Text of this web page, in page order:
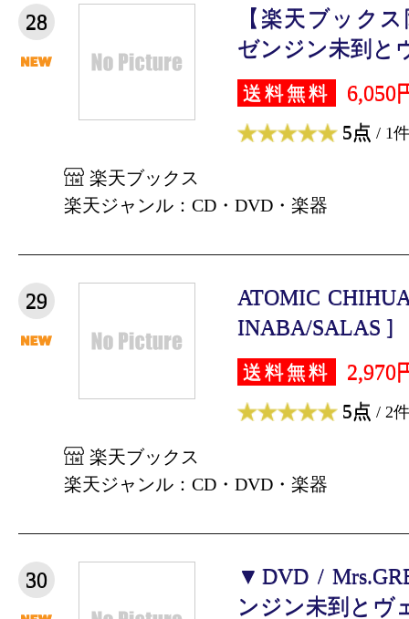
28
【楽天ブック
ゼンジン未到と
送料無料 6,050
5点 / 1件
楽天ブックス
楽天ジャンル：CD・DVD・楽器
29
ATOMIC
INABA/SALAS ]
送料無料 2,970
5点 / 2件
楽天ブックス
楽天ジャンル：CD・DVD・楽器
30
▼DVD /
ンジン未到とヴ